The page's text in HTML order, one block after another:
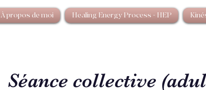
À propos de moi Healing Energy Process - HEP
Séance collective